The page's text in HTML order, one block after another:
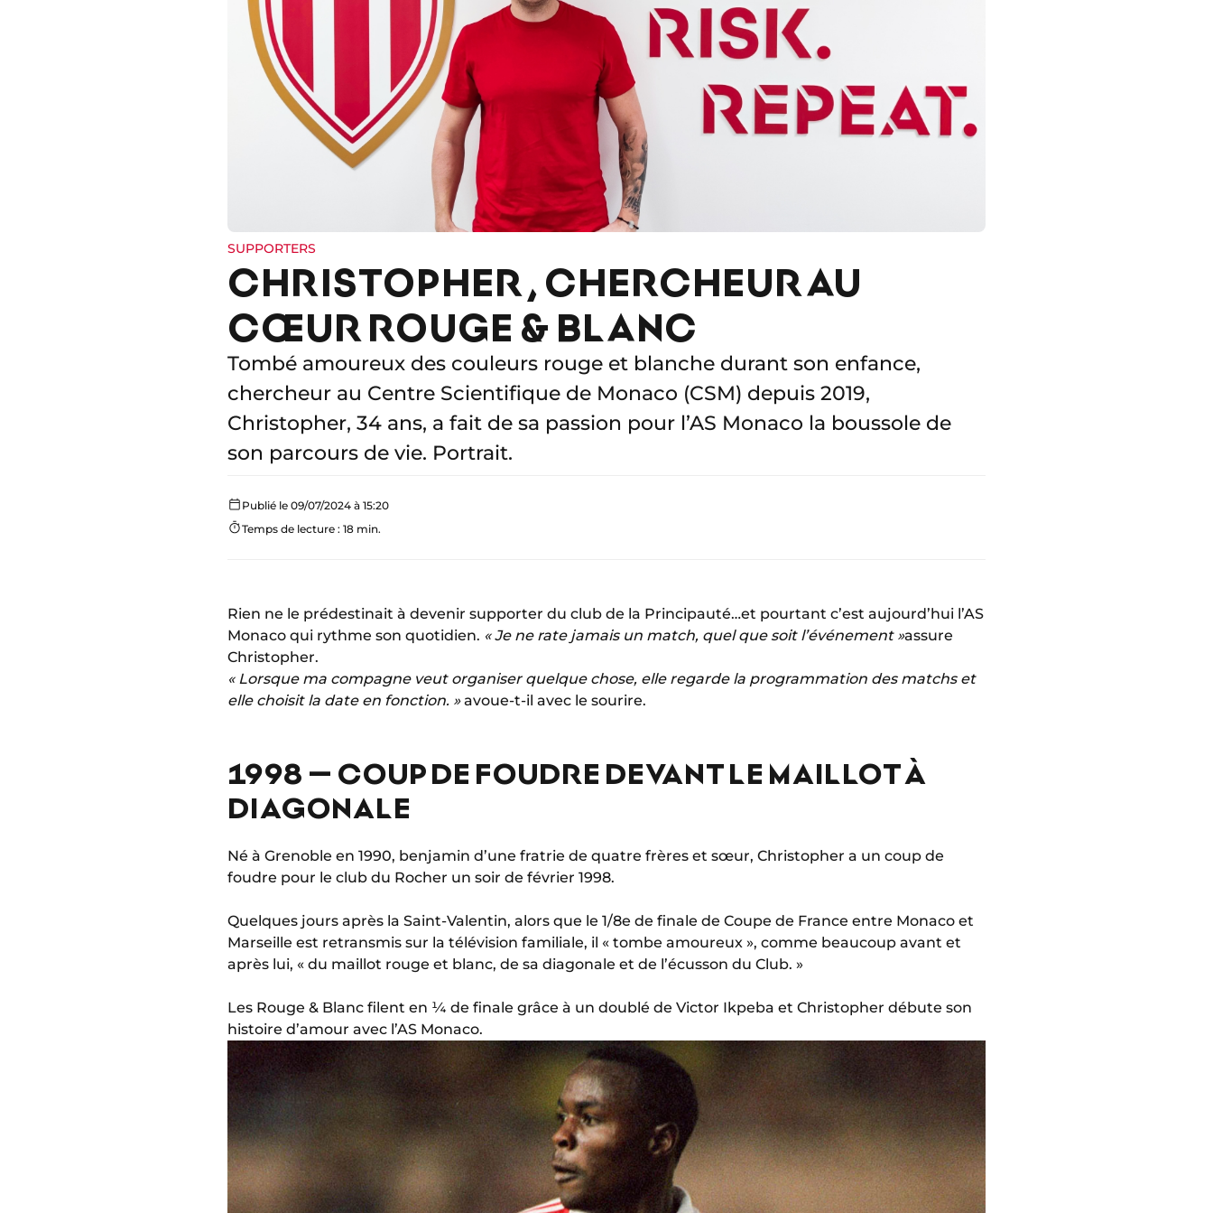
SUPPORTERS
CHRISTOPHER, CHERCHEUR AU
CŒUR ROUGE & BLANC
Tombé amoureux des couleurs rouge et blanche durant son enfance,
chercheur au Centre Scientifique de Monaco (CSM) depuis 2019,
Christopher, 34 ans, a fait de sa passion pour l’AS Monaco la boussole de
son parcours de vie. Portrait.
Publié le 09/07/2024 à 15:20
Temps de lecture : 18 min.
Rien ne le prédestinait à devenir supporter du club de la Principauté…et pourtant c’est aujourd’hui l’AS
Monaco qui rythme son quotidien. « Je ne rate jamais un match, quel que soit l’événement »assure
Christopher.
« Lorsque ma compagne veut organiser quelque chose, elle regarde la programmation des matchs et
elle choisit la date en fonction. »avoue-t-il avec le sourire.
1998 – COUP DE FOUDRE DEVANT LE MAILLOT À
DIAGONALE
Né à Grenoble en 1990, benjamin d’une fratrie de quatre frères et sœur, Christopher a un coup de
foudre pour le club du Rocher un soir de février 1998.
Quelques jours après la Saint-Valentin, alors que le 1/8e de finale de Coupe de France entre Monaco et
Marseille est retransmis sur la télévision familiale, il « tombe amoureux », comme beaucoup avant et
après lui, « du maillot rouge et blanc, de sa diagonale et de l’écusson du Club. »
Les Rouge & Blanc filent en ¼ de finale grâce à un doublé de Victor Ikpeba et Christopher débute son
histoire d’amour avec l’AS Monaco.